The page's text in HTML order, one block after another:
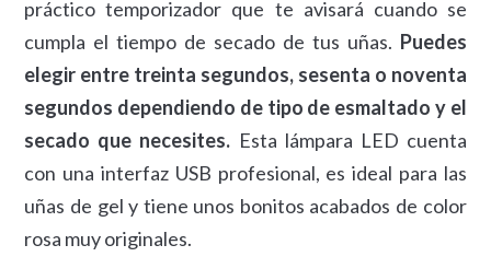
práctico temporizador que te avisará cuando se
cumpla el tiempo de secado de tus uñas. Puedes
elegir entre treinta segundos, sesenta o noventa
segundos dependiendo de tipo de esmaltado y el
secado que necesites. Esta lámpara LED cuenta
con una interfaz USB profesional, es ideal para las
uñas de gel y tiene unos bonitos acabados de color
rosa muy originales.